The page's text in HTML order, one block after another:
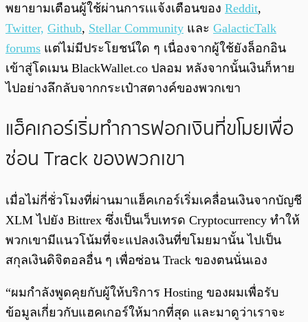
พยายามเตือนผู้ใช้ผ่านการเแจ้งเตือนของ Reddit,
Twitter, Github, Stellar Community และ GalacticTalk
forums แต่ไม่มีประโยชน์ใด ๆ เนื่องจากผู้ใช้ยังล็อกอิน
เข้าสู่โดเมน BlackWallet.co ปลอม หลังจากนั้นเงินก็หาย
ไปอย่างลึกลับจากกระเป๋าสตางค์ของพวกเขา
แฮ็คเกอร์เริ่มทำการฟอกเงินที่ขโมยเพื่อ
ซ่อน Track ของพวกเขา
เมื่อไม่กี่ชั่วโมงที่ผ่านมาแฮ็คเกอร์เริ่มเคลื่อนเงินจากบัญชี
XLM ไปยัง Bittrex ซึ่งเป็นเว็บเทรด Cryptocurrency ทำให้
พวกเขามีแนวโน้มที่จะแปลงเงินที่ขโมยมานั้น ไปเป็น
สกุลเงินดิจิตอลอื่น ๆ เพื่อซ่อน Track ของตนนั่นเอง
“ผมกำลังพูดคุยกับผู้ให้บริการ Hosting ของผมเพื่อรับ
ข้อมูลเกี่ยวกับแฮคเกอร์ให้มากที่สุด และมาดูว่าเราจะ